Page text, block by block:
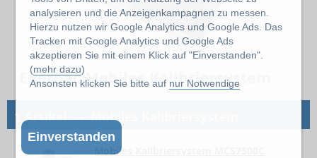
analysieren und die Anzeigenkampagnen zu messen.
Hierzu nutzen wir Google Analytics und Google Ads. Das
Tracken mit Google Analytics und Google Ads
akzeptieren Sie mit einem Klick auf "Einverstanden".
(mehr dazu)
Ansonsten klicken Sie bitte auf nur Notwendige
Einverstanden
Enerpac Mobiles Kalibriersystem
1 Artikel→Mobiles Kalibriersystem
Mobiles Kalibriersystem MCS7500C